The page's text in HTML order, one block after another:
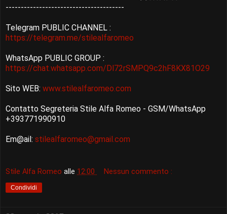
---------------------------------------
Telegram PUBLIC CHANNEL :
https://telegram.me/stilealfaromeo
WhatsApp PUBLIC GROUP :
https://chat.whatsapp.com/Dl72rSMPQ9c2hF8KX81O29
Sito WEB: www.stilealfaromeo.com
Contatto Segreteria Stile Alfa Romeo - GSM/WhatsApp
+393771990910
Em@ail: stilealfaromeo@gmail.com
Stile Alfa Romeo alle 12:00 Nessun commento :
Condividi